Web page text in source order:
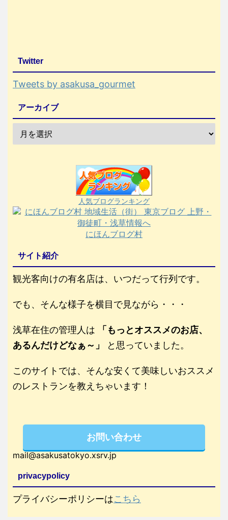
Twitter
Tweets by asakusa_gourmet
アーカイブ
人気ブログランキング
にほんブログ村
サイト紹介
観光客向けの有名店は、いつだって行列です。
でも、そんな様子を横目で見ながら・・・
浅草在住の管理人は
「もっとオススメのお店、
あるんだけどなぁ～」
と思っていました。
このサイトでは、そんな安くて美味しいおススメ
のレストランを教えちゃいます！
お問い合わせ
mail@asakusatokyo.xsrv.jp
privacypolicy
プライバシーポリシーはこちら